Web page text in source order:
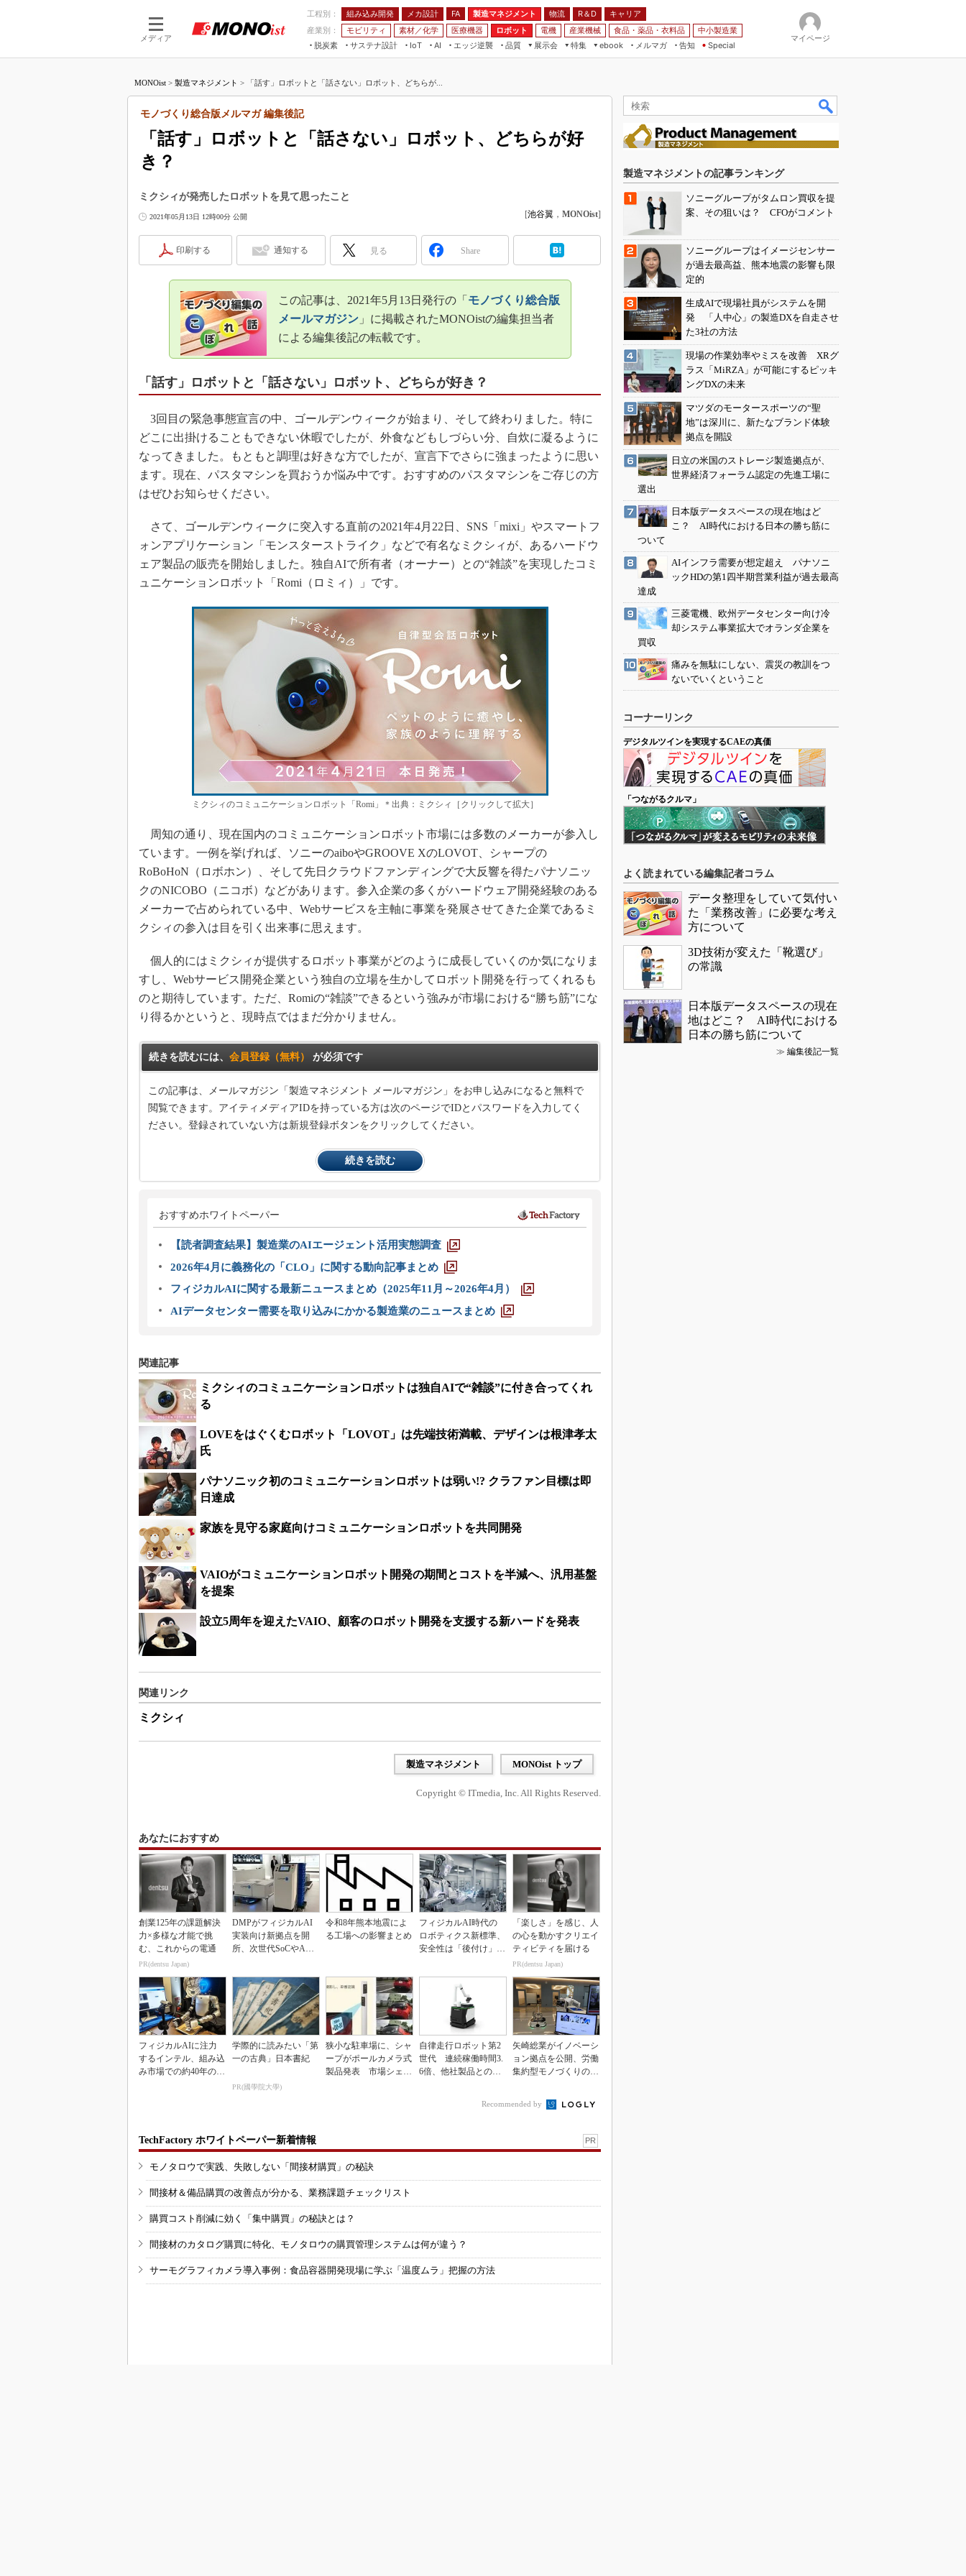
メディア
工程別： 組み込み開発 メカ設計 FA 製造マネジメント 物流 R＆D
キャリア
産業別：
モビリティ 素材／化学 医療機器 ロボット 電機 産業機械 食品・薬品・衣料品
中小製造業
脱炭素
サステナ設計
IoT
つながる工場
つながるサービス
AI
AI×設備保全
Physical AI
エッジ逆襲 品質
展示会
JIMTOF
IIFES
スマート工場EXPO
AUTOMOTIVE WORLD
産業オープンネット展
特集
つながるクルマ
VR／AR
Windows Embedded
車載ソフト開発
ISO26262
無償設計ツール
3Dプリンタ
インダストリー4.0
イノベーション
製造業ビッグデータ
メイドインジャパン
植物工場
海外生産
グローバル設計・開発
制御セキュリティ
ebook
メルマガ
告知 Special
マイページ
MONOist > 製造マネジメント > 「話す」ロボットと「話さない」ロボット、どちらが...
「話す」ロボットと「話さない」ロボット、どちらが好
き？
モノづくり総合版メルマガ 編集後記
ミクシィが発売したロボットを見て思ったこと
2021年05月13日 12時00分 公開 [池谷翼 ， MONOist]
印刷する 通知する 見る Share
この記事は、2021年5月13日発行の「 モノづくり総合版
メールマガジン」に掲載されたMONOistの編集担当者
による編集後記の転載です。
「話す」ロボットと「話さない」ロボット、どちらが好き？
3回目の緊急事態宣言の中、ゴールデンウィークが始まり、そして終わりました。特に
どこに出掛けることもできない休暇でしたが、外食などもしづらい分、自炊に凝るように
なってきました。もともと調理は好きな方でしたが、宣言下でさらに強まったように思い
ます。現在、パスタマシンを買おうか悩み中です。おすすめのパスタマシンをご存じの方
はぜひお知らせください。
さて、ゴールデンウィークに突入する直前の2021年4月22日、SNS「mixi」やスマートフ
ォンアプリケーション「モンスターストライク」などで有名なミクシィが、あるハードウ
ェア製品の販売を開始しました。独自AIで所有者（オーナー）との“雑談”を実現したコミ
ュニケーションロボット「Romi（ロミィ）」です。
ミクシィのコミュニケーションロボット「Romi」＊出典：ミクシィ［クリックして拡大］
周知の通り、現在国内のコミュニケーションロボット市場には多数のメーカーが参入し
ています。一例を挙げれば、ソニーのaiboやGROOVE XのLOVOT、シャープの
RoBoHoN（ロボホン）、そして先日クラウドファンディングで大反響を得たパナソニッ
クのNICOBO（ニコボ）などがあります。参入企業の多くがハードウェア開発経験のある
メーカーで占められている中、Webサービスを主軸に事業を発展させてきた企業であるミ
クシィの参入は目を引く出来事に思えます。
個人的にはミクシィが提供するロボット事業がどのように成長していくのか気になりま
すし、Webサービス開発企業という独自の立場を生かしてロボット開発を行ってくれるも
のと期待しています。ただ、Romiの“雑談”できるという強みが市場における“勝ち筋”にな
り得るかというと、現時点ではまだ分かりません。
続きを読むには、 会員登録（無料） が必須です
この記事は、メールマガジン「製造マネジメント メールマガジン」をお申し込みになると無料で
閲覧できます。アイティメディアIDを持っている方は次のページでIDとパスワードを入力してく
ださい。登録されていない方は新規登録ボタンをクリックしてください。
続きを読む
おすすめホワイトペーパー
【読者調査結果】製造業のAIエージェント活用実態調査
2026年4月に義務化の「CLO」に関する動向記事まとめ
フィジカルAIに関する最新ニュースまとめ（2025年11月～2026年4月）
AIデータセンター需要を取り込みにかかる製造業のニュースまとめ
関連記事
ミクシィのコミュニケーションロボットは独自AIで“雑談”に付き合ってくれ
る
LOVEをはぐくむロボット「LOVOT」は先端技術満載、デザインは根津孝太
氏
パナソニック初のコミュニケーションロボットは弱い!? クラファン目標は即
日達成
家族を見守る家庭向けコミュニケーションロボットを共同開発
VAIOがコミュニケーションロボット開発の期間とコストを半減へ、汎用基盤
を提案
設立5周年を迎えたVAIO、顧客のロボット開発を支援する新ハードを発表
関連リンク
ミクシィ
製造マネジメント MONOist トップ
Copyright © ITmedia, Inc. All Rights Reserved.
あなたにおすすめ
創業125年の課題解決
力×多様な才能で挑
む、これからの電通
PR(dentsu Japan)
DMPがフィジカルAI
実装向け新拠点を開
所、次世代SoCやAM
令和8年熊本地震によ
る工場への影響まとめ
フィジカルAI時代の
ロボティクス新標準、
安全性は「後付け」で
「楽しさ」を感じ、人
の心を動かすクリエイ
ティビティを届ける
PR(dentsu Japan)
フィジカルAIに注力
するインテル、組み込
み市場での約40年の実
学際的に読みたい「第
一の古典」日本書紀
PR(國學院大學)
狭小な駐車場に、シャ
ープがポールカメラ式
製品発表 市場シェア
自律走行ロボット第2
世代 連続稼働時間3.
6倍、他社製品との連
矢崎総業がイノベーシ
ョン拠点を公開、労働
集約型モノづくりのス
Recommended by
TechFactory ホワイトペーパー新着情報 PR
モノタロウで実践、失敗しない「間接材購買」の秘訣
間接材＆備品購買の改善点が分かる、業務課題チェックリスト
購買コスト削減に効く「集中購買」の秘訣とは？
間接材のカタログ購買に特化、モノタロウの購買管理システムは何が違う？
サーモグラフィカメラ導入事例：食品容器開発現場に学ぶ「温度ムラ」把握の方法
製造マネジメントの記事ランキング
ソニーグループがタムロン買収を提
案、その狙いは？ CFOがコメント
ソニーグループはイメージセンサー
が過去最高益、熊本地震の影響も限
定的
生成AIで現場社員がシステムを開
発 「人中心」の製造DXを自走させ
た3社の方法
現場の作業効率やミスを改善 XRグ
ラス「MiRZA」が可能にするピッキ
ングDXの未来
マツダのモータースポーツの“聖
地”は深川に、新たなブランド体験
拠点を開設
日立の米国のストレージ製造拠点が、
世界経済フォーラム認定の先進工場に
選出
日本版データスペースの現在地はど
こ？ AI時代における日本の勝ち筋に
ついて
AIインフラ需要が想定超え パナソニ
ックHDの第1四半期営業利益が過去最高
達成
三菱電機、欧州データセンター向け冷
却システム事業拡大でオランダ企業を
買収
痛みを無駄にしない、震災の教訓をつ
ないでいくということ
コーナーリンク
デジタルツインを実現するCAEの真価
「つながるクルマ」
よく読まれている編集記者コラム
データ整理をしていて気付い
た「業務改善」に必要な考え
方について
3D技術が変えた「靴選び」
の常識
日本版データスペースの現在
地はどこ？ AI時代における
日本の勝ち筋について
≫ 編集後記一覧